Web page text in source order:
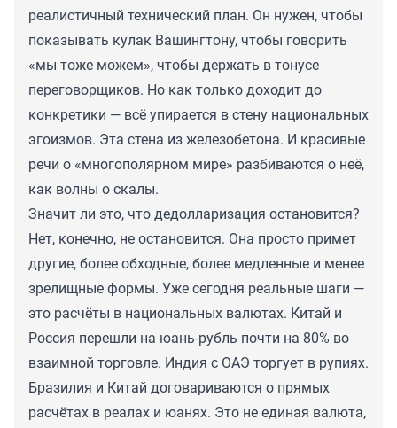
реалистичный технический план. Он нужен, чтобы
показывать кулак Вашингтону, чтобы говорить
«мы тоже можем», чтобы держать в тонусе
переговорщиков. Но как только доходит до
конкретики — всё упирается в стену национальных
эгоизмов. Эта стена из железобетона. И красивые
речи о «многополярном мире» разбиваются о неё,
как волны о скалы.
Значит ли это, что дедолларизация остановится?
Нет, конечно, не остановится. Она просто примет
другие, более обходные, более медленные и менее
зрелищные формы. Уже сегодня реальные шаги —
это расчёты в национальных валютах. Китай и
Россия перешли на юань-рубль почти на 80% во
взаимной торговле. Индия с ОАЭ торгует в рупиях.
Бразилия и Китай договариваются о прямых
расчётах в реалах и юанях. Это не единая валюта,